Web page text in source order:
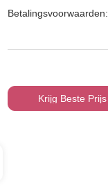
Betalingsvoorwaarden:
Krijg Beste Prijs